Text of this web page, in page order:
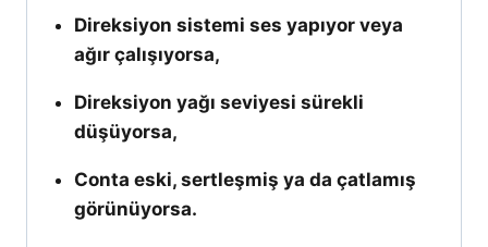
Direksiyon sistemi ses yapıyor veya
ağır çalışıyorsa,
Direksiyon yağı seviyesi sürekli
düşüyorsa,
Conta eski, sertleşmiş ya da çatlamış
görünüyorsa.